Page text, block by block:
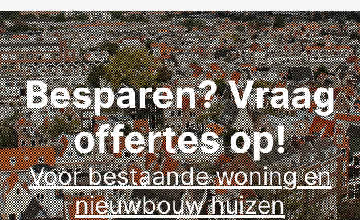
Besparen? Vraag
offertes op!
Voor bestaande woning en
nieuwbouw huizen